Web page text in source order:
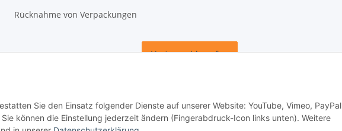
Rücknahme von Verpackungen
Vertrag widerrufen
Sie den Einsatz folgender Dienste auf unserer Website: YouTube, Vimeo, PayPal
können die Einstellung jederzeit ändern (Fingerabdruck-Icon links unten). Weitere